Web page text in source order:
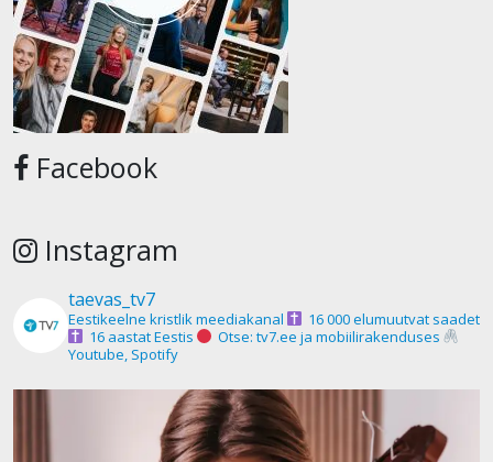
Facebook
Instagram
taevas_tv7
Eestikeelne kristlik meediakanal
16 000 elumuutvat saadet
16 aastat Eestis
Otse: tv7.ee ja mobiilirakenduses
Youtube, Spotify